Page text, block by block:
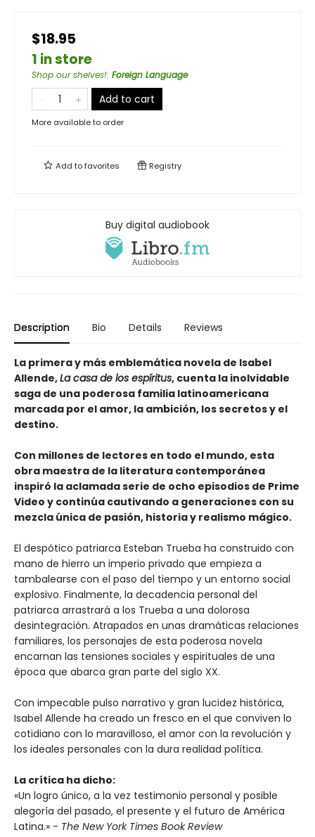
$18.95
1 in store
Shop our shelves!: Foreign Language
Add to cart
More available to order
Add tofavorites Registry
Buy digital audiobook
Description Bio Details Reviews
La primera y más emblemática novela de Isabel
Allende,La casa de los espíritus, cuenta la inolvidable
saga de una poderosa familia latinoamericana
marcada por el amor, la ambición, los secretos y el
destino.
Con millones de lectores en todo el mundo, esta
obra maestra de la literatura contemporánea
inspiró la aclamada serie de ocho episodios de Prime
Video y continúa cautivando a generaciones con su
mezcla única de pasión, historia y realismo mágico.
El despótico patriarca Esteban Trueba ha construido con
mano de hierro un imperio privado que empieza a
tambalearse con el paso del tiempo y un entorno social
explosivo. Finalmente, la decadencia personal del
patriarca arrastrará a los Trueba a una dolorosa
desintegración. Atrapados en unas dramáticas relaciones
familiares, los personajes de esta poderosa novela
encarnan las tensiones sociales y espirituales de una
época que abarca gran parte del siglo XX.
Con impecable pulso narrativo y gran lucidez histórica,
Isabel Allende ha creado un fresco en el que conviven lo
cotidiano con lo maravilloso, el amor con la revolución y
los ideales personales con la dura realidad política.
La crítica ha dicho:
«Un logro único, a la vez testimonio personal y posible
alegoría del pasado, el presente y el futuro de América
Latina.» - The New York Times Book Review